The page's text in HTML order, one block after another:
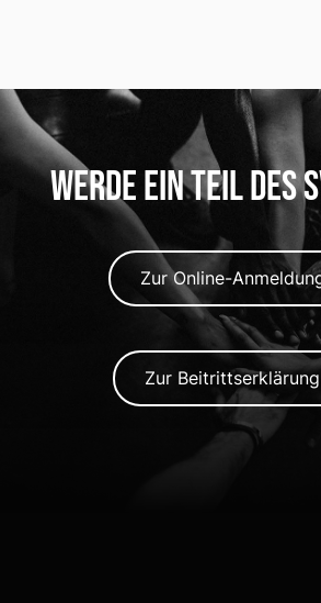
Werde ein Teil des
Zur Online-
Zur Beitrittserklärung